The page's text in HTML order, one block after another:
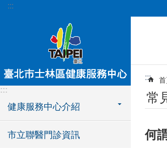
跳到主要內容區塊
:::
:::
健康服務中心介紹
市立聯醫門診資訊
:::
常
何